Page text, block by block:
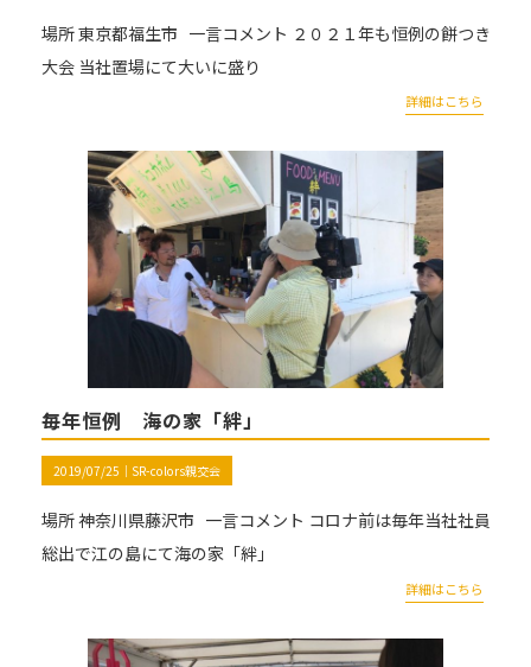
場所 東京都福生市 一言コメント ２０２１年も恒例の餅つき
大会 当社置場にて大いに盛り
詳細はこちら
毎年恒例 海の家「絆」
2019/07/25｜ SR-colors親交会
場所 神奈川県藤沢市 一言コメント コロナ前は毎年当社社員
総出で江の島にて海の家「絆」
詳細はこちら